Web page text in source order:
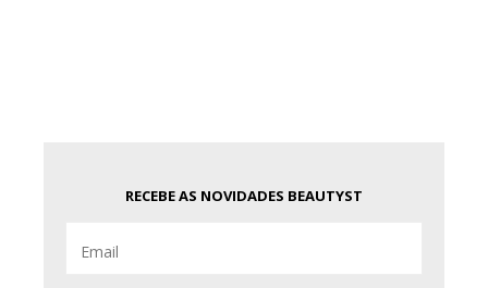
RECEBE AS NOVIDADES BEAUTYST